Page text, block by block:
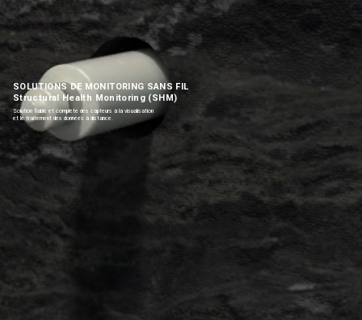
SOLUTIONS DE MONITORING SANS FIL
Structural Health Monitoring (SHM)
Solution fiable et complète des capteurs à la visualisation
et le traitement des données à distance.